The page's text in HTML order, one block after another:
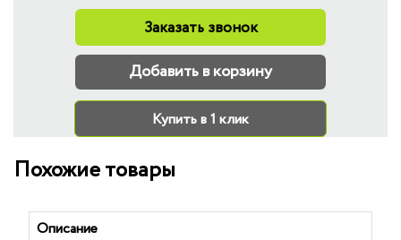
Заказать звонок
Добавить в корзину
Купить в 1 клик
Похожие товары
Описание